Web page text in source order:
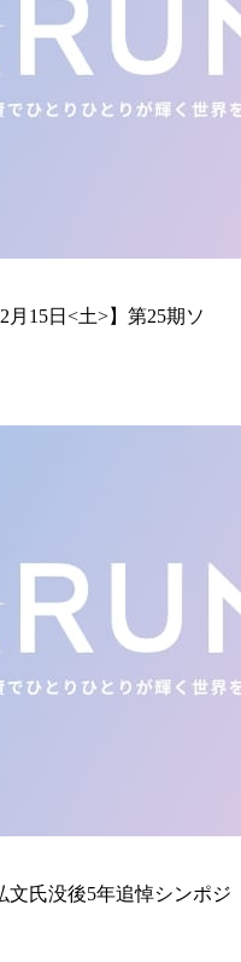
月15日<土>】第25期ソ
文氏没後5年追悼シンポジ